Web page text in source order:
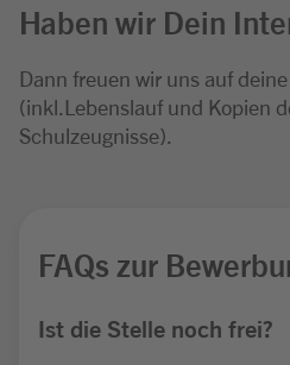
Haben wir Dein
Dann freuen wir uns auf
(inkl.Lebenslauf und Kopien
Schulzeugnisse).
FAQs zur
Ist die Stelle noch frei?